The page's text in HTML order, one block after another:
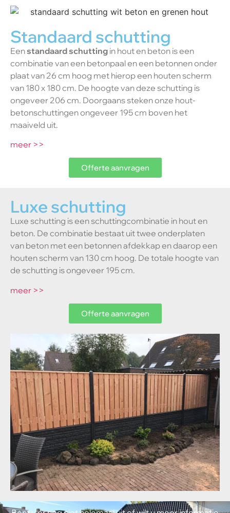
Standaard schutting
Eenstandaard schutting in hout en beton is een
combinatie van een betonpaal en een betonnen onder
plaat van 26 cm hoog met hierop een houten scherm
van 180 x 180 cm. De hoogte van deze schutting is
ongeveer 206 cm. Doorgaans steken onze hout-
betonschuttingen ongeveer 195 cm boven het
maaiveld uit.
meer >>
Offerte aanvragen
Luxe schutting
Luxe schutting is een schuttingcombinatie in hout en
beton. De combinatie bestaat uit twee onderplaten
van beton met een betonnen afdekkap en daarop een
houten scherm van 130 cm hoog. De totale hoogte van
de schutting is ongeveer 195 cm.
meer >>
Offerte aanvragen